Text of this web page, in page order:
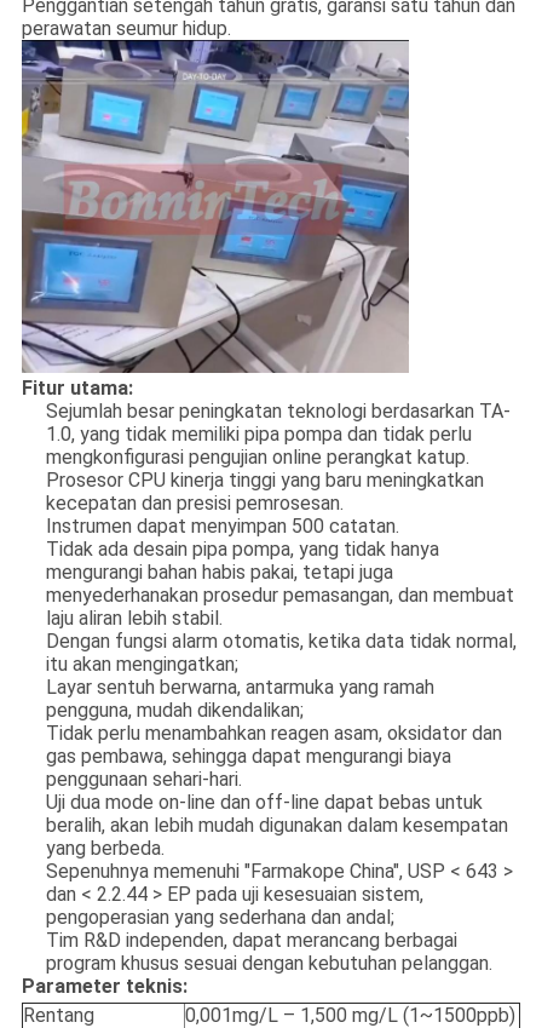
Penggantian setengah tahun gratis, garansi satu tahun dan
perawatan seumur hidup.
Fitur utama:
Sejumlah besar peningkatan teknologi berdasarkan TA-
1.0, yang tidak memiliki pipa pompa dan tidak perlu
mengkonfigurasi pengujian online perangkat katup.
Prosesor CPU kinerja tinggi yang baru meningkatkan
kecepatan dan presisi pemrosesan.
Instrumen dapat menyimpan 500 catatan.
Tidak ada desain pipa pompa, yang tidak hanya
mengurangi bahan habis pakai, tetapi juga
menyederhanakan prosedur pemasangan, dan membuat
laju aliran lebih stabil.
Dengan fungsi alarm otomatis, ketika data tidak normal,
itu akan mengingatkan;
Layar sentuh berwarna, antarmuka yang ramah
pengguna, mudah dikendalikan;
Tidak perlu menambahkan reagen asam, oksidator dan
gas pembawa, sehingga dapat mengurangi biaya
penggunaan sehari-hari.
Uji dua mode on-line dan off-line dapat bebas untuk
beralih, akan lebih mudah digunakan dalam kesempatan
yang berbeda.
Sepenuhnya memenuhi "Farmakope China", USP < 643 >
dan < 2.2.44 > EP pada uji kesesuaian sistem,
pengoperasian yang sederhana dan andal;
Tim R&D independen, dapat merancang berbagai
program khusus sesuai dengan kebutuhan pelanggan.
Parameter teknis:
Rentang
0,001mg/L – 1,500 mg/L (1~1500ppb)